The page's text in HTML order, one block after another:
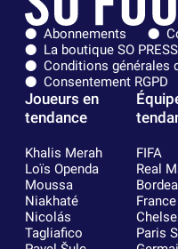
Abonnements
La boutique SO PRESS
Conditions générales
Consentement RGPD
Joueurs en
tendance
Khalis Merah
Loïs Openda
Moussa
Niakhaté
Nicolás
Tagliafico
FIFA
Real
France
Paris